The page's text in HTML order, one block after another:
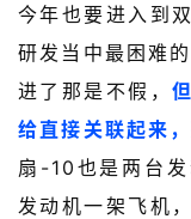
今年也要进入到
研发当中最困难
进了那是不假，
给直接关联起来
扇-10也是两台
发动机一架飞机